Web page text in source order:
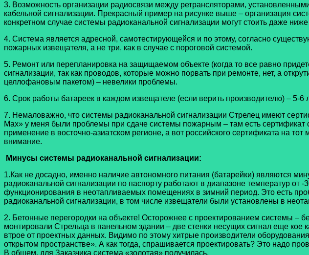
3. Возможность организации радиосвязи между ретрансляторами,
кабельной сигнализации. Прекрасный пример на рисунке выше – организация
конкретном случае системы радиоканальной сигнализации могут стоить даже
4. Система является адресной, самотестирующейся и по этому, согласно
пожарных извещателя, а не три, как в случае с пороговой системой.
5. Ремонт или перепланировка на защищаемом объекте (когда то все равно
сигнализации, так как проводов, которые можно порвать при ремонте, нет, а
целлофановым пакетом) – невелики проблемы.
6. Срок работы батареек в каждом извещателе (если верить производителю) – 5-6
7. Немаловажно, что системы радиоканальной сигнализации Стрелец имеют
Max» у меня были проблемы при сдаче системы пожарным – там есть сертификат
применение в восточно-азиатском регионе, а вот российского сертификата на
внимание.
Минусы системы радиоканальной сигнализации:
1.Как не досадно, именно наличие автономного питания (батарейки) являются
радиоканальной сигнализации по паспорту работают в диапазоне температур от
функционирования в неотапливаемых помещениях в зимний период. Это есть
радиоканальной сигнализации, в том числе извещатели были установлены в
2. Бетонные перегородки на объекте! Осторожнее с проектированием системы –
монтировали Стрельца в панельном здании – две стенки несущих сигнал еще кое
втрое от проектных данных. Видимо по этому хитрые производители
открытом пространстве». А как тогда, спрашивается проектировать? Это надо
В общем, для Заказчика система «золотая» получилась.